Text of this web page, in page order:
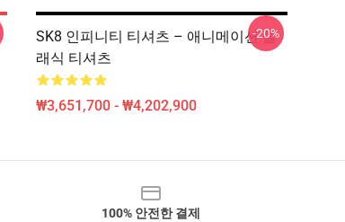
SK8 인피니티 티셔츠 – 애니메이션 클
래식 티셔츠
₩3,651,700 - ₩4,202,900
-20%
100% 안전한 결제